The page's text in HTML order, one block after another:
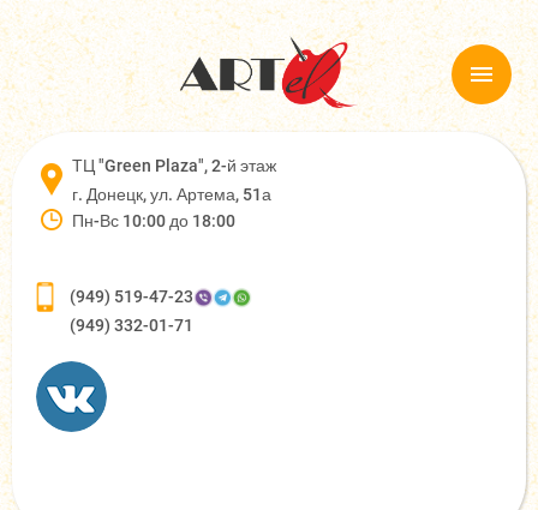
ТЦ "Green Plaza", 2-й этаж
г. Донецк, ул. Артема, 51а
Пн-Вс 10:00 до 18:00
(949) 519-47-23
(949) 332-01-71